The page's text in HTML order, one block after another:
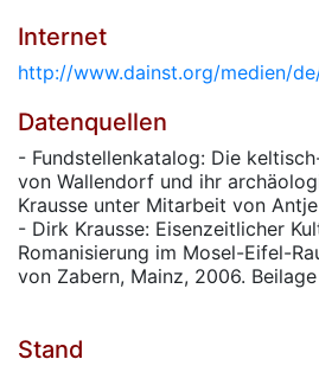
Internet
http://www.dainst.org/medien/
Datenquellen
- Fundstellenkatalog: Die
von Wallendorf und ihr
Krausse unter Mitarbeit von
- Dirk Krausse: Eisenzeitlicher
Romanisierung im Mosel-Eifel-
von Zabern, Mainz, 2006. Beilage
Stand